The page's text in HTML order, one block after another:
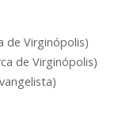
de Virginópolis)
de Virginópolis)